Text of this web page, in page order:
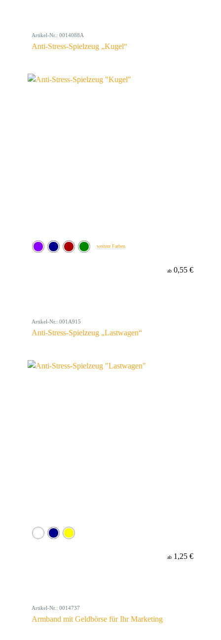
Artikel-Nr.: 0014088A
Anti-Stress-Spielzeug „Kugel“
weitere Farben
ab 0,55 €
Artikel-Nr.: 001A915
Anti-Stress-Spielzeug „Lastwagen“
ab 1,25 €
Artikel-Nr.: 0014737
Armband mit Geldbörse für Ihr Marketing